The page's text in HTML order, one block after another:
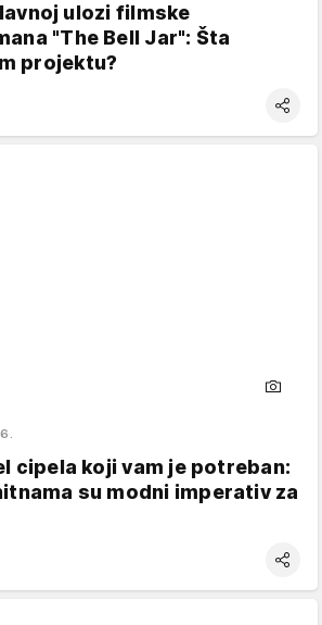
ulozi filmske
"The Bell Jar": Šta
projektu?
cipela koji vam je potreban:
su modni imperativ za